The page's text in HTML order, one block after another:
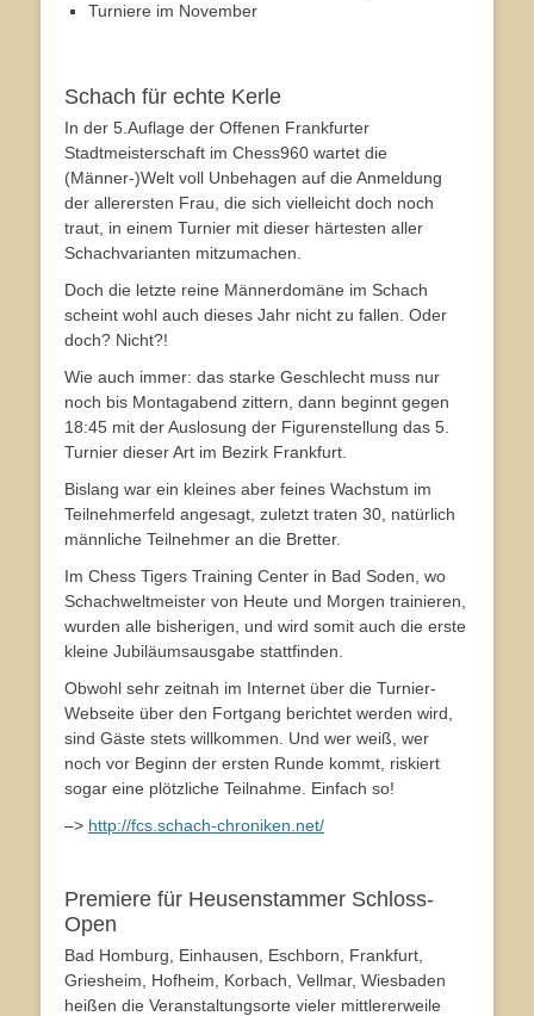
Turniere im November
Schach für echte Kerle
In der 5.Auflage der Offenen Frankfurter
Stadtmeisterschaft im Chess960 wartet die
(Männer-)Welt voll Unbehagen auf die Anmeldung
der allerersten Frau, die sich vielleicht doch noch
traut, in einem Turnier mit dieser härtesten aller
Schachvarianten mitzumachen.
Doch die letzte reine Männerdomäne im Schach
scheint wohl auch dieses Jahr nicht zu fallen. Oder
doch? Nicht?!
Wie auch immer: das starke Geschlecht muss nur
noch bis Montagabend zittern, dann beginnt gegen
18:45 mit der Auslosung der Figurenstellung das 5.
Turnier dieser Art im Bezirk Frankfurt.
Bislang war ein kleines aber feines Wachstum im
Teilnehmerfeld angesagt, zuletzt traten 30, natürlich
männliche Teilnehmer an die Bretter.
Im Chess Tigers Training Center in Bad Soden, wo
Schachweltmeister von Heute und Morgen trainieren,
wurden alle bisherigen, und wird somit auch die erste
kleine Jubiläumsausgabe stattfinden.
Obwohl sehr zeitnah im Internet über die Turnier-
Webseite über den Fortgang berichtet werden wird,
sind Gäste stets willkommen. Und wer weiß, wer
noch vor Beginn der ersten Runde kommt, riskiert
sogar eine plötzliche Teilnahme. Einfach so!
–> http://fcs.schach-chroniken.net/
Premiere für Heusenstammer Schloss-
Open
Bad Homburg, Einhausen, Eschborn, Frankfurt,
Griesheim, Hofheim, Korbach, Vellmar, Wiesbaden
heißen die Veranstaltungsorte vieler mittlererweile